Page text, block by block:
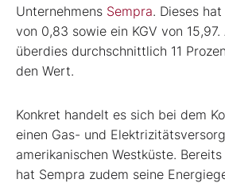
Unternehmens Sempra. Dieses
von 0,83 sowie ein KGV von
überdies durchschnittlich 11
den Wert.
Konkret handelt es sich bei dem
einen Gas- und
amerikanischen Westküste.
hat Sempra zudem seine